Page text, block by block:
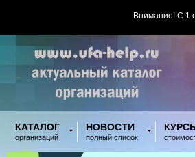
Внимание! С 1
КАТАЛОГ
организаций
НОВОСТИ
полный список